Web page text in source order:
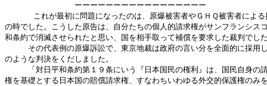
ーーーーーーーーーーーーーーーーー
これが最初に問題になったのは、原爆被害者やＧＨＱ被害者による
の時でした。こうした原告は、自分たちの個人的請求権がサンフランシス
和条約で消滅させられたと思い、国を相手取って補償を要求した裁判でし
その代表例の原爆訴訟で、東京地裁は政府の言い分を全面的に採用
のような判決をくだしました。
「対日平和条約第１９条にいう『日本国民の権利』は、国民自身の
権を基礎とする日本国の賠償請求権、すなわちいわゆる外交的保護権のみ